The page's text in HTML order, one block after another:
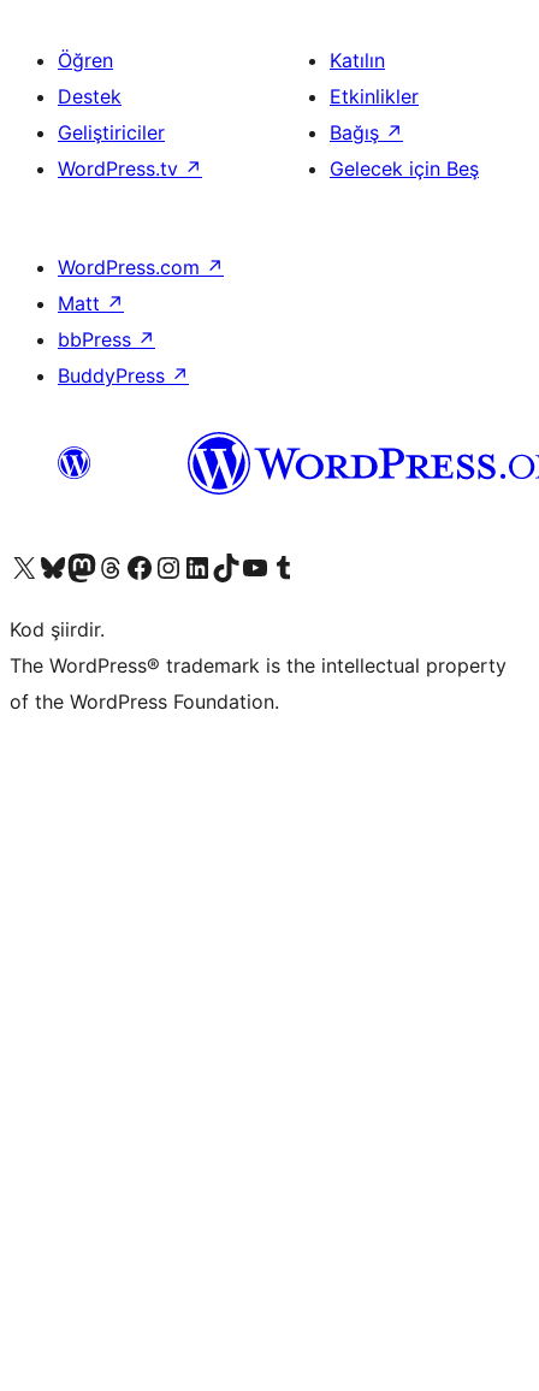
Öğren
Destek
Geliştiriciler
WordPress.tv ↗
Katılın
Etkinlikler
Bağış ↗
Gelecek için Beş
WordPress.com ↗
Matt ↗
bbPress ↗
BuddyPress ↗
X (eski Twitter) hesabımıza bakın
Bluesky hesabımızı ziyaret edinMastodon hesabımızı ziyaret edinThreads hesabımızı ziyaret edinFacebook sayfamızı ziyaret edinInstagram hesabımızı ziyaret edinLinkedIn hesabımızı ziyaret edinTikTok hesabımızı ziyaret edinYouTube kanalımızı ziyaret edinTumblr hesabımızı ziyaret edin
Kod şiirdir.
The WordPress® trademark is the intellectual property
of the WordPress Foundation.